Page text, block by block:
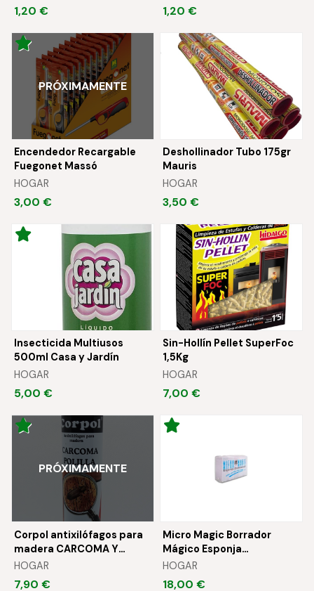
1,20 € 1,20 €
PRÓXIMAMENTE
Encendedor Recargable
Fuegonet Massó
HOGAR
3,00 €
Deshollinador Tubo 175gr
Mauris
HOGAR
3,50 €
Insecticida Multiusos
500ml Casa y Jardín
HOGAR
5,00 €
Sin-Hollín Pellet SuperFoc
1,5Kg
HOGAR
7,00 €
PRÓXIMAMENTE
Corpol antixilófagos para
madera CARCOMA Y
POLILLA
HOGAR
7,90 €
Micro Magic Borrador
Mágico Esponja
Profesional 5 unidades
HOGAR
18,00 €